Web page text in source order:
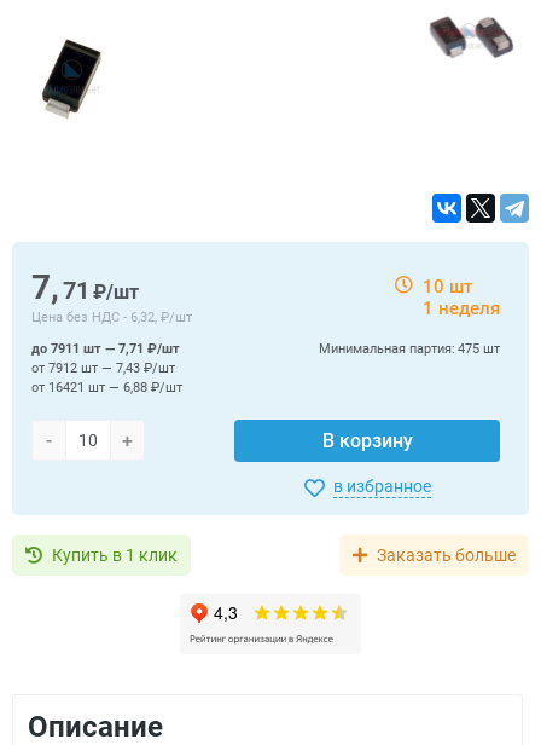
7,71 ₽/шт
Цена без НДС - 6,32, ₽/шт
10 шт
1 неделя
- + В корзину
Минимальная партия: 475 шт
до 7911 шт — 7,71 ₽/шт
от 7912 шт — 7,43 ₽/шт
от 16421 шт — 6,88 ₽/шт
в избранное
Купить в 1 клик Заказать больше
Описание